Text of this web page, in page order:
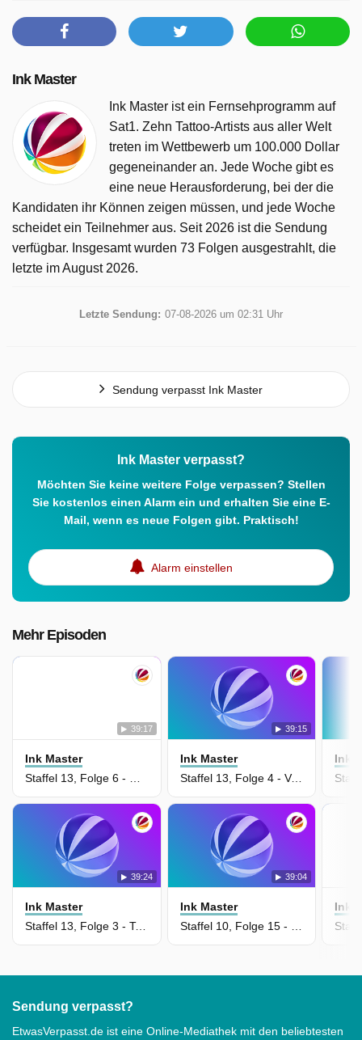
Ink Master
Ink Master ist ein Fernsehprogramm auf
Sat1. Zehn Tattoo-Artists aus aller Welt
treten im Wettbewerb um 100.000 Dollar
gegeneinander an. Jede Woche gibt es
eine neue Herausforderung, bei der die
Kandidaten ihr Können zeigen müssen, und jede Woche
scheidet ein Teilnehmer aus. Seit 2026 ist die Sendung
verfügbar. Insgesamt wurden 73 Folgen ausgestrahlt, die
letzte im August 2026.
Letzte Sendung: 07-08-2026 um 02:31 Uhr
Sendung verpasst Ink Master
Ink Master verpasst?
Möchten Sie keine weitere Folge verpassen? Stellen
Sie kostenlos einen Alarm ein und erhalten Sie eine E-
Mail, wenn es neue Folgen gibt. Praktisch!
Alarm einstellen
Mehr Episoden
39:17
Ink Master
Staffel 13, Folge 6 - Harte Kontraste
39:15
Ink Master
Staffel 13, Folge 4 - Verzockt
39:24
Ink Master
Staffel 13, Folge 3 - Teamwork ist Dreamwork
39:04
Ink Master
Ink
Ink
Sendung verpasst?
EtwasVerpasst.de ist eine Online-Mediathek mit den beliebtesten